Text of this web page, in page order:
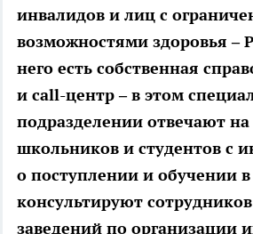
инвалидов и лиц с
возможностями здоровья –
него есть собственная
и call-центр – в этом
подразделении отвечают
школьников и студентов с
о поступлении и обучении в
консультируют
заведений по организации